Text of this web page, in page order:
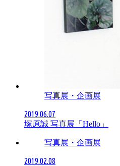
写真展・企画展
2019.06.07
塚原誠 写真展「Hello」
写真展・企画展
2019.02.08